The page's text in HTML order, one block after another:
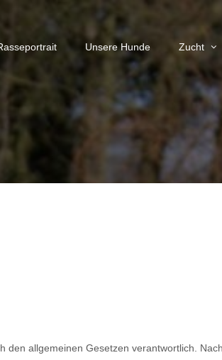
Unsere Hunde Zucht
allgemeinen Gesetzen verantwortlich.